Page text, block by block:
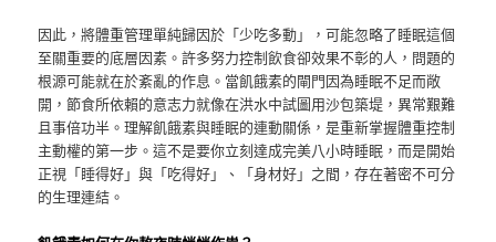
因此，將體重管理單純歸因於「少吃多動」，可能忽略了睡眠這個
至關重要的底層因素。許多努力控制飲食卻效果不彰的人，問題的
根源可能就在於紊亂的作息。當飢餓素的閘門因為睡眠不足而敞
開，節食所依賴的意志力就像在洪水中試圖用沙包築堤，異常艱難
且事倍功半。理解飢餓素與睡眠的連動關係，是重新掌握體重控制
主動權的第一步。這不是要你立刻達成完美八小時睡眠，而是開始
正視「睡得好」與「吃得好」、「身材好」之間，存在著密不可分
的生理連結。